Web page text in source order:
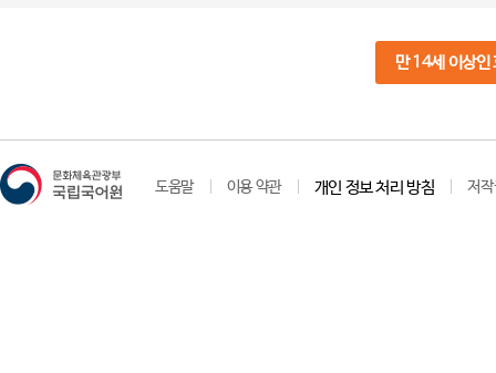
만 14세 이상인
도움말 이용 약관 개인 정보 처리 방침 저